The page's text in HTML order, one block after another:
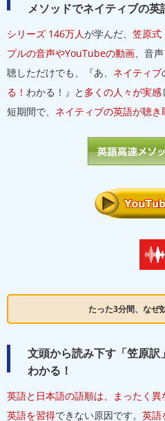
メソッドでネイティブの英
シリーズ 146万人が学んだ、 笠原式
プルの音声やYouTubeの動画、音
聴しただけでも、『あ、 ネイティブ
る！ わかる！』と 多くの人々が実感
短期間で、 ネイティブの英語が聴き
たった3分間、なぜ
文頭から読み下す「笠原
わかる！
英語と日本語の語順は、まったく異
英語を習得できない原因です。 英語